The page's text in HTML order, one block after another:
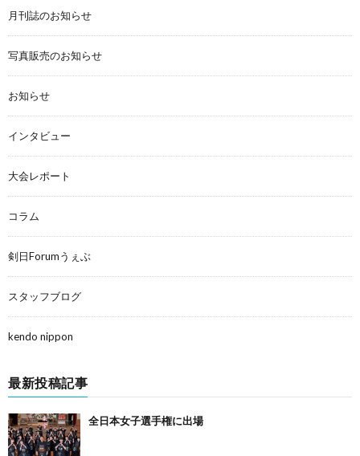
月刊誌のお知らせ
写真販売のお知らせ
お知らせ
インタビュー
大会レポート
コラム
剣日Forumうぇぶ
スタッフブログ
kendo nippon
最新投稿記事
全日本女子選手権に出場